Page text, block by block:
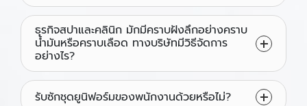
ธุรกิจสปาและคลินิก มักมีคราบฝังลึกอย่างคราบ
น้ำมันหรือคราบเลือด ทางบริษัทมีวิธีจัดการ
อย่างไร?
รับซักชุดยูนิฟอร์มของพนักงานด้วยหรือไม่?